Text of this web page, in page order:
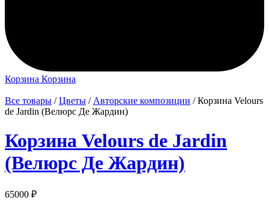
Корзина Корзина
Все товары /Цветы / Авторские композиции / Корзина Velours
de Jardin (Велюрс Де Жардин)
Корзина Velours de Jardin
(Велюрс Де Жардин)
65000 ₽